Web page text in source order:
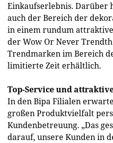
Einkaufserlebnis. Darüber
auch der Bereich der
in einem rundum
der Wow Or Never
Trendmarken im Bereich
limitierte Zeit erhältlich.
Top-Service und
In den Bipa Filialen
großen Produktvielfalt
Kundenbetreuung. „Das
darauf, unsere Kunden in